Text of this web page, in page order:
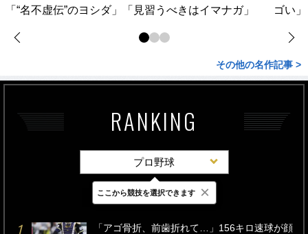
「“名不虚伝”のヨシダ」「見習うべきはイマナガ」
ゴい
その他の名作記事 >
RANKING
プロ野球
最新 24時間 週間
「アゴ骨折、前歯折れて…」156キロ速球が顔
ここから競技を選択できます ×